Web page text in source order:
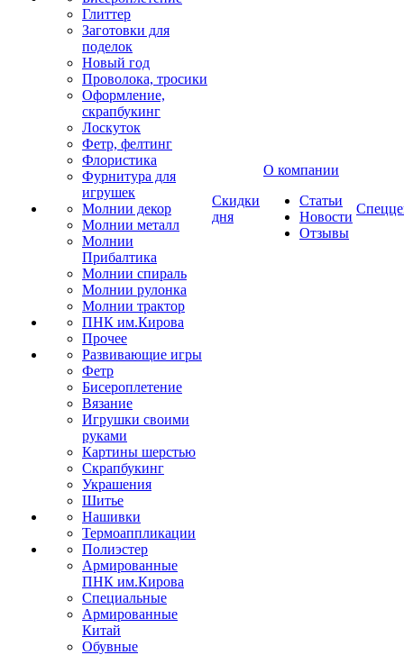
Глиттер
Заготовки для
поделок
Новый год
Проволока, тросики
Оформление,
скрапбукинг
Лоскуток
Фетр, фелтинг
Флористика
Фурнитура для
игрушек
Молнии декор
Молнии металл
Молнии
Прибалтика
Молнии спираль
Молнии рулонка
Молнии трактор
ПНК им.Кирова
Прочее
Развивающие игры
Фетр
Бисероплетение
Вязание
Игрушки своими
руками
Картины шерстью
Скрапбукинг
Украшения
Шитье
Нашивки
Термоаппликации
Полиэстер
Армированные
ПНК им.Кирова
Специальные
Армированные
Китай
Обувные
Скидки
дня
О компании
Статьи
Новости
Отзывы